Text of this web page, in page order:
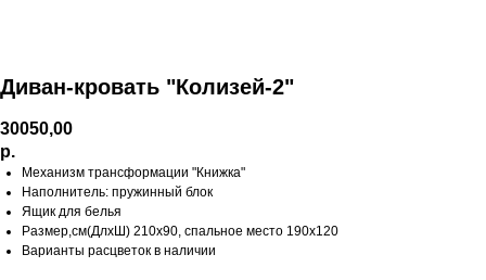
Диван-кровать "Колизей-2"
30050,00
р.
Механизм трансформации "Книжка"
Наполнитель: пружинный блок
Ящик для белья
Размер,см(ДлхШ) 210х90, спальное место 190х120
Варианты расцветок в наличии